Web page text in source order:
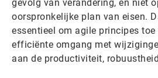
gevolg van verandering, en niet
oorspronkelijke plan van eisen.
essentieel om agile principes toe
efficiënte omgang met
aan de productiviteit,